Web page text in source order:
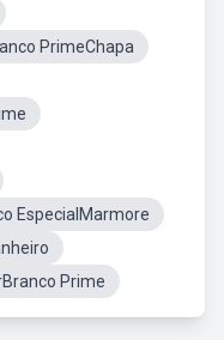
PrimeChapa
EspecialMarmore
Prime